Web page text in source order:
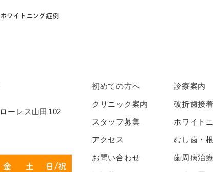
ワイトニング症例
ーレス山田102
金 土 日/祝
初めての方へ
クリニック案内
スタッフ募集
アクセス
お問い合わせ
診療案内
破折歯接
ホワイト
むし歯・
歯周病治療